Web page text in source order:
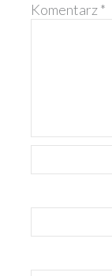
Komentarz*
mail*